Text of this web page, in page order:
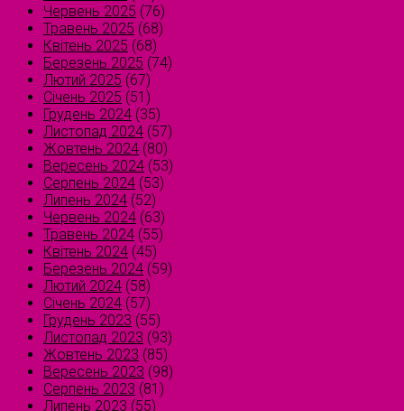
Червень 2025 (76)
Травень 2025 (68)
Квітень 2025 (68)
Березень 2025 (74)
Лютий 2025 (67)
Січень 2025 (51)
Грудень 2024 (35)
Листопад 2024 (57)
Жовтень 2024 (80)
Вересень 2024 (53)
Серпень 2024 (53)
Липень 2024 (52)
Червень 2024 (63)
Травень 2024 (55)
Квітень 2024 (45)
Березень 2024 (59)
Лютий 2024 (58)
Січень 2024 (57)
Грудень 2023 (55)
Листопад 2023 (93)
Жовтень 2023 (85)
Вересень 2023 (98)
Серпень 2023 (81)
Липень 2023 (55)